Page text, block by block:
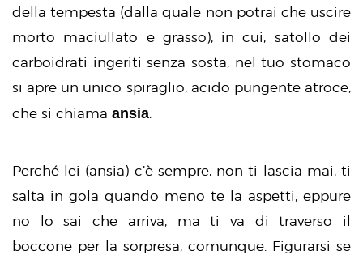
della tempesta (dalla quale non potrai che uscire
morto maciullato e grasso), in cui, satollo dei
carboidrati ingeriti senza sosta, nel tuo stomaco
si apre un unico spiraglio, acido pungente atroce,
che si chiama ansia.
Perché lei (ansia) c’è sempre, non ti lascia mai, ti
salta in gola quando meno te la aspetti, eppure
no lo sai che arriva, ma ti va di traverso il
boccone per la sorpresa, comunque. Figurarsi se